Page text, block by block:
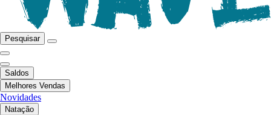
Pesquisar
Saldos
Melhores Vendas
Novidades
Natação